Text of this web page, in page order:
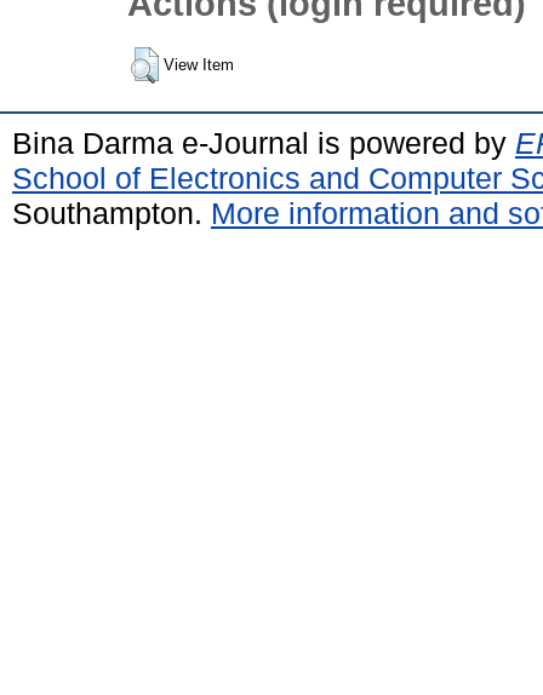
View Item
Bina Darma e-Journal is powered by
School of Electronics and Computer
Southampton. More information and